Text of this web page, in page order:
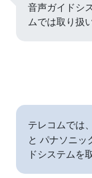
音声ガイドシ
ムでは取り扱
テレコムでは、
と パナソニッ
ドシステムを